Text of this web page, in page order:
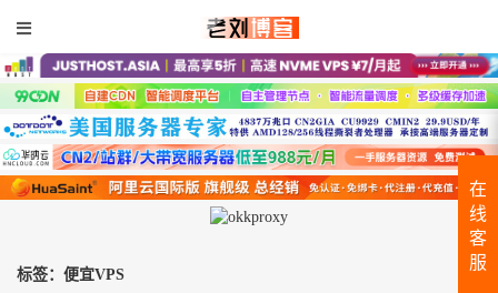
标签：便宜VPS
在
线
客
服